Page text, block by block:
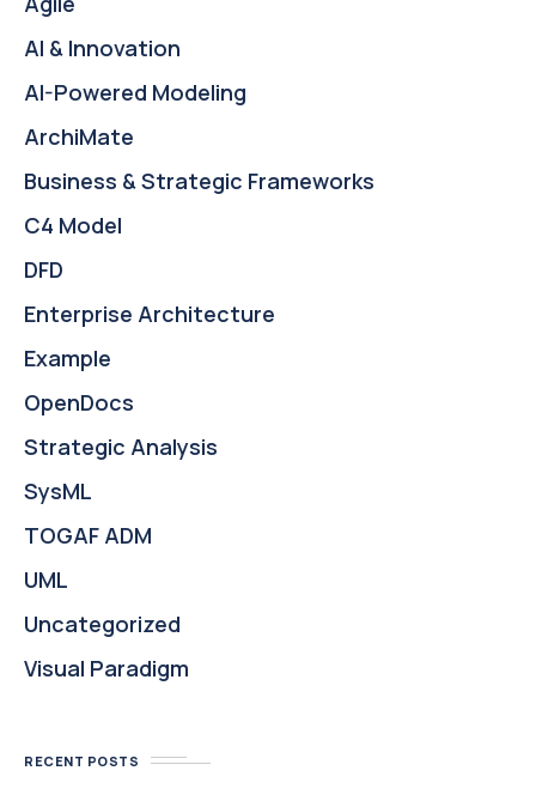
AI & Innovation
AI-Powered Modeling
ArchiMate
Business & Strategic Frameworks
C4 Model
DFD
Enterprise Architecture
Example
OpenDocs
Strategic Analysis
SysML
TOGAF ADM
UML
Uncategorized
Visual Paradigm
RECENT POSTS